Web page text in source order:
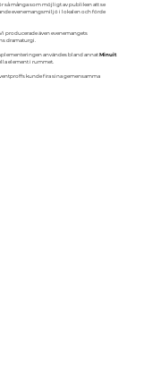
så många som möjligt av publiken att se
evenemangsmiljö i lokalen och förde
producerade även evenemangets
dramaturgi.
användes bland annatMinuit
element i rummet.
kunde fira sina gemensamma